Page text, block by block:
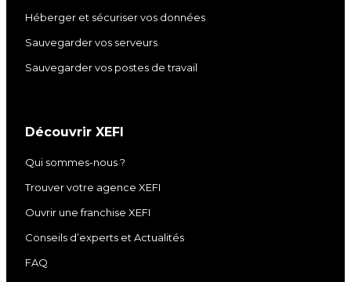
Héberger et sécuriser vos données
Sauvegarder vos serveurs
Sauvegarder vos postes de travail
Découvrir XEFI
Qui sommes-nous ?
Trouver votre agence XEFI
Ouvrir une franchise XEFI
Conseils d’experts et Actualités
FAQ